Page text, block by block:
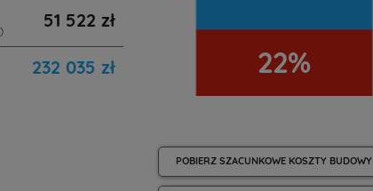
22%
51 522 zł
232 035 zł
POBIERZ SZACUNKOWE KOSZTY BUDOWY